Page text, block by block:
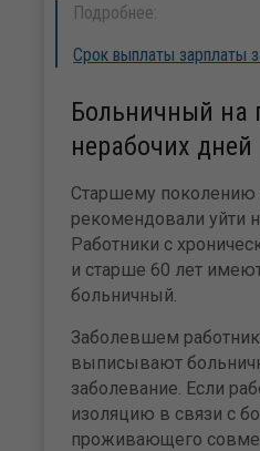
Подробнее:
Срок выплаты зарплаты
Больничный на
нерабочих дней
Старшему поколению
рекомендовали уйти
Работники с
и старше 60 лет
больничный.
Заболевшем
выписывают
заболевание. Если
изоляцию в связи с
проживающего